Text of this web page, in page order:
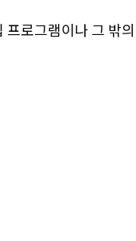
로그램이나 그 밖